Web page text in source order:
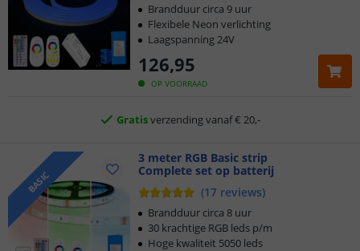
OP VOORRAAD
126,95
Brandduur circa 9 uur
Flexibele Neon verlichting
Laagspanning 24V
Voor 23:45 uur besteld,morgen in huis
5 jaar garantie
Voor 23:45 uur besteld,morgen in huis
BASIC
3 meter RGB Basic strip
Complete set op batterij
(17 reviews)
Brandduur circa 8 uur
30 krachtige RGB leds p/m
Hoge kwaliteit 5050 leds